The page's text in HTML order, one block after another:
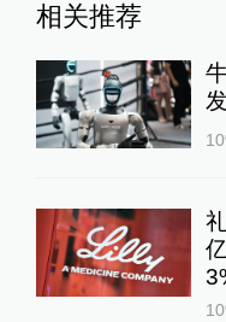
相关推荐